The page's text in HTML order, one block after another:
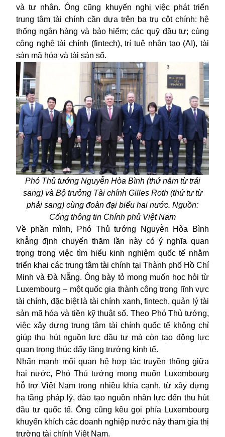
và tư nhân. Ông cũng khuyến nghị việc phát triển
trung tâm tài chính cần dựa trên ba trụ cột chính: hệ
thống ngân hàng và bảo hiểm; các quỹ đầu tư; cùng
công nghệ tài chính (fintech), trí tuệ nhân tạo (AI), tài
sản mã hóa và tài sản số.
Phó Thủ tướng Nguyễn Hòa Bình (thứ năm từ trái
sang) và Bộ trưởng Tài chính Gilles Roth (thứ tư từ
phải sang) cùng đoàn đại biểu hai nước. Nguồn:
Cổng thông tin Chính phủ Việt Nam
Về phần mình, Phó Thủ tướng Nguyễn Hòa Bình
khẳng định chuyến thăm lần này có ý nghĩa quan
trọng trong việc tìm hiểu kinh nghiệm quốc tế nhằm
triển khai các trung tâm tài chính tại Thành phố Hồ Chí
Minh và Đà Nẵng. Ông bày tỏ mong muốn học hỏi từ
Luxembourg – một quốc gia thành công trong lĩnh vực
tài chính, đặc biệt là tài chính xanh, fintech, quản lý tài
sản mã hóa và tiền kỹ thuật số. Theo Phó Thủ tướng,
việc xây dựng trung tâm tài chính quốc tế không chỉ
giúp thu hút nguồn lực đầu tư mà còn tạo động lực
quan trọng thúc đẩy tăng trưởng kinh tế.
Nhấn mạnh mối quan hệ hợp tác truyền thống giữa
hai nước, Phó Thủ tướng mong muốn Luxembourg
hỗ trợ Việt Nam trong nhiều khía cạnh, từ xây dựng
hạ tầng pháp lý, đào tạo nguồn nhân lực đến thu hút
đầu tư quốc tế. Ông cũng kêu gọi phía Luxembourg
khuyến khích các doanh nghiệp nước này tham gia thị
trường tài chính Việt Nam.